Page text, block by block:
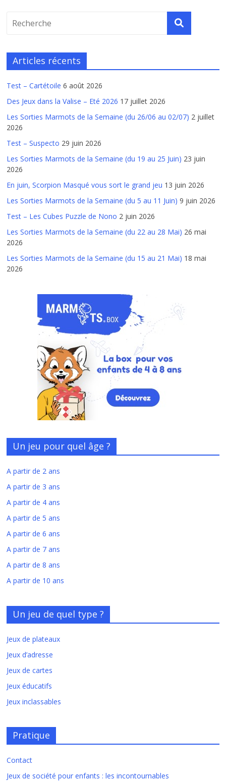
Articles récents
Test – Cartétoile 6 août 2026
Des Jeux dans la Valise – Eté 2026 17 juillet 2026
Les Sorties Marmots de la Semaine (du 26/06 au 02/07) 2 juillet
2026
Test – Suspecto 29 juin 2026
Les Sorties Marmots de la Semaine (du 19 au 25 Juin) 23 juin
2026
En juin, Scorpion Masqué vous sort le grand jeu 13 juin 2026
Les Sorties Marmots de la Semaine (du 5 au 11 Juin) 9 juin 2026
Test – Les Cubes Puzzle de Nono 2 juin 2026
Les Sorties Marmots de la Semaine (du 22 au 28 Mai) 26 mai
2026
Les Sorties Marmots de la Semaine (du 15 au 21 Mai) 18 mai
2026
Un jeu pour quel âge ?
A partir de 2 ans
A partir de 3 ans
A partir de 4 ans
A partir de 5 ans
A partir de 6 ans
A partir de 7 ans
A partir de 8 ans
A partir de 10 ans
Un jeu de quel type ?
Jeux de plateaux
Jeux d’adresse
Jeux de cartes
Jeux éducatifs
Jeux inclassables
Pratique
Contact
Jeux de société pour enfants : les incontournables